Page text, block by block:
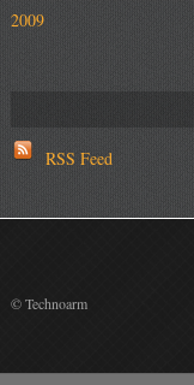
2009
RSS Feed
© Technoarm